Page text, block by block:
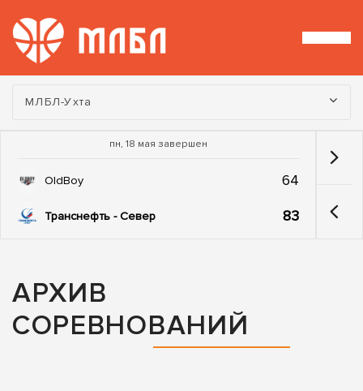
Турнир:
МЛБЛ-Ухта
пн, 18 мая завершен
OldBoy 64
Транснефть - Север 83
АРХИВ
СОРЕВНОВАНИЙ